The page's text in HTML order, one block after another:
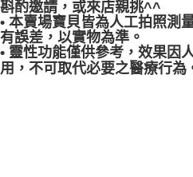
斟酌邀請，或來店親挑^^
• 本賣場寶貝皆為人工拍照測
有誤差，以實物為準。
• 靈性功能僅供參考，效果因
用，不可取代必要之醫療行為